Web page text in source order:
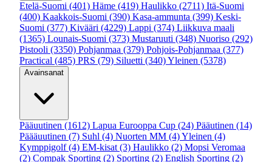
Etelä-Suomi (401) Häme (419) Haulikko (2711) Itä-Suomi
(400) Kaakkois-Suomi (390) Kasa-ammunta (399) Keski-
Suomi (377) Kivääri (4229) Lappi (374) Liikkuva maali
(1365) Lounais-Suomi (373) Mustaruuti (348) Nuoriso (292)
Pistooli (3350) Pohjanmaa (379) Pohjois-Pohjanmaa (377)
Practical (485) PRS (79) Siluetti (340)Yleinen (5378)
Avainsanat
Pääuutinen (1612) Lapua Eurooppa Cup (24) Pääutinen (14)
Päääuutinen (7) Suhl (4) Nuorten MM (4)Yleinen (4)
Kymppigolf (4) EM-kisat (3) Haulikko (2) Mopsi Veromaa
(2) Compak Sporting (2) Sporting (2) English Sporting (2)